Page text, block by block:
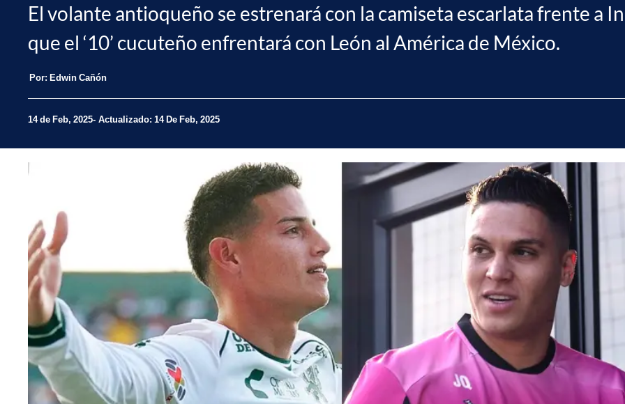
El volante antioqueño se estrenará con la camiseta escarlata frente a
que el ‘10’ cucuteño enfrentará con León al América de México.
Por: Edwin Cañón
14 de Feb, 2025 Actualizado: 14 De Feb, 2025